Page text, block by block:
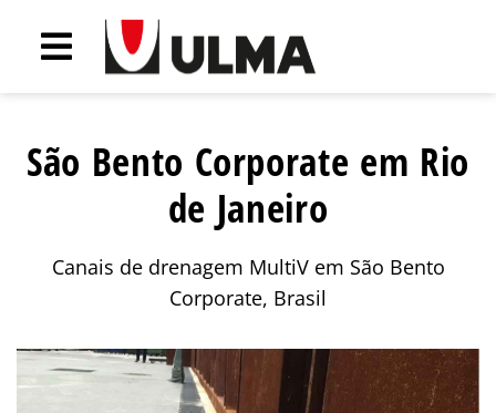
São Bento Corporate em Rio
de Janeiro
Canais de drenagem MultiV em São Bento
Corporate, Brasil